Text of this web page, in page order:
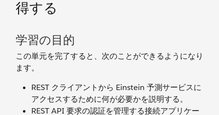
得する
学習の目的
この単元を完了すると、次のことができるようになり
ます。
REST クライアントから Einstein 予測サービスに
アクセスするために何が必要かを説明する。
REST API 要求の認証を管理する接続アプリケー